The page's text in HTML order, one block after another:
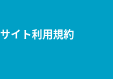
サイト利用規約